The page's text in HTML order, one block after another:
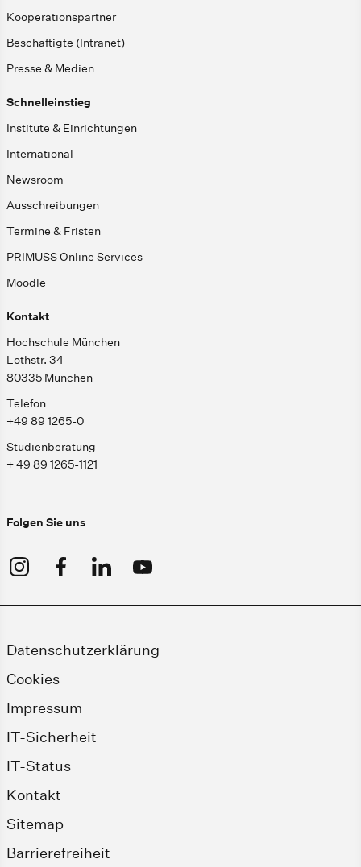
Kooperationspartner
Beschäftigte (Intranet)
Presse & Medien
Schnelleinstieg
Institute & Einrichtungen
International
Newsroom
Ausschreibungen
Termine & Fristen
PRIMUSS Online Services
Moodle
Kontakt
Hochschule München
Lothstr. 34
80335 München
Telefon
+49 89 1265-0
Studienberatung
+ 49 89 1265-1121
Folgen Sie uns
Datenschutzerklärung
Cookies
Impressum
IT-Sicherheit
IT-Status
Kontakt
Sitemap
Barrierefreiheit